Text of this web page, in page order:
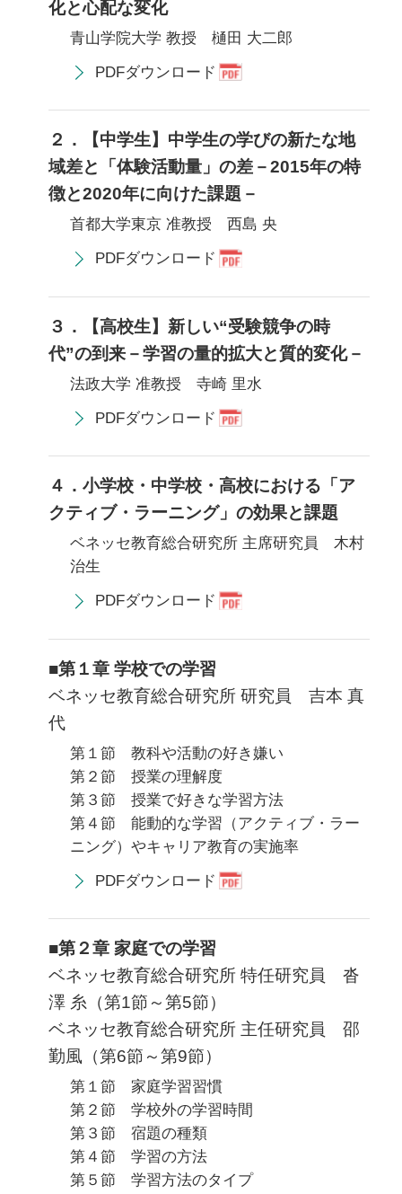
化と心配な変化
青山学院大学 教授 樋田 大二郎
PDFダウンロード
２．【中学生】中学生の学びの新たな地
域差と「体験活動量」の差－2015年の特
徴と2020年に向けた課題－
首都大学東京 准教授 西島 央
PDFダウンロード
３．【高校生】新しい“受験競争の時
代”の到来－学習の量的拡大と質的変化－
法政大学 准教授 寺崎 里水
PDFダウンロード
４．小学校・中学校・高校における「ア
クティブ・ラーニング」の効果と課題
ベネッセ教育総合研究所 主席研究員 木村
治生
PDFダウンロード
■第１章 学校での学習
ベネッセ教育総合研究所 研究員 吉本 真
代
第１節 教科や活動の好き嫌い
第２節 授業の理解度
第３節 授業で好きな学習方法
第４節 能動的な学習（アクティブ・ラー
ニング）やキャリア教育の実施率
PDFダウンロード
■第２章 家庭での学習
ベネッセ教育総合研究所 特任研究員 沓
澤 糸（第1節～第5節）
ベネッセ教育総合研究所 主任研究員 邵
勤風（第6節～第9節）
第１節 家庭学習習慣
第２節 学校外の学習時間
第３節 宿題の種類
第４節 学習の方法
第５節 学習方法のタイプ